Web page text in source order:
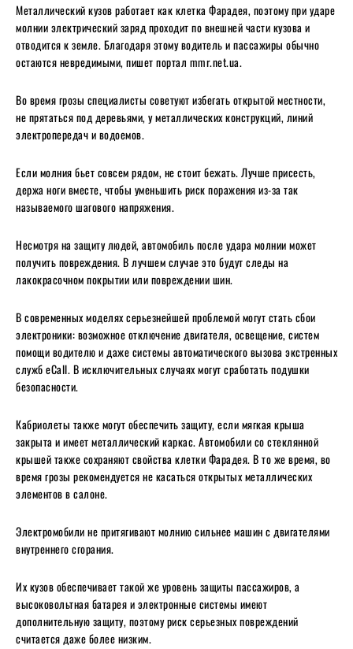
Металлический кузов работает как клетка Фарадея, поэтому при ударе
молнии электрический заряд проходит по внешней части кузова и
отводится к земле. Благодаря этому водитель и пассажиры обычно
остаются невредимыми, пишет портал mmr.net.ua.
Во время грозы специалисты советуют избегать открытой местности,
не прятаться под деревьями, у металлических конструкций, линий
электропередач и водоемов.
Если молния бьет совсем рядом, не стоит бежать. Лучше присесть,
держа ноги вместе, чтобы уменьшить риск поражения из-за так
называемого шагового напряжения.
Несмотря на защиту людей, автомобиль после удара молнии может
получить повреждения. В лучшем случае это будут следы на
лакокрасочном покрытии или повреждении шин.
В современных моделях серьезнейшей проблемой могут стать сбои
электроники: возможное отключение двигателя, освещение, систем
помощи водителю и даже системы автоматического вызова экстренных
служб eCall. В исключительных случаях могут сработать подушки
безопасности.
Кабриолеты также могут обеспечить защиту, если мягкая крыша
закрыта и имеет металлический каркас. Автомобили со стеклянной
крышей также сохраняют свойства клетки Фарадея. В то же время, во
время грозы рекомендуется не касаться открытых металлических
элементов в салоне.
Электромобили не притягивают молнию сильнее машин с двигателями
внутреннего сгорания.
Их кузов обеспечивает такой же уровень защиты пассажиров, а
высоковольтная батарея и электронные системы имеют
дополнительную защиту, поэтому риск серьезных повреждений
считается даже более низким.